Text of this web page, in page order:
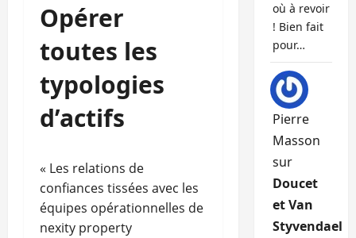
Opérer
toutes les
typologies
d’actifs
« Les relations de
confiances tissées avec les
équipes opérationnelles de
nexity property
où à revoir
! Bien fait
pour…
Pierre
Masson
sur
Doucet
et Van
Styvendael